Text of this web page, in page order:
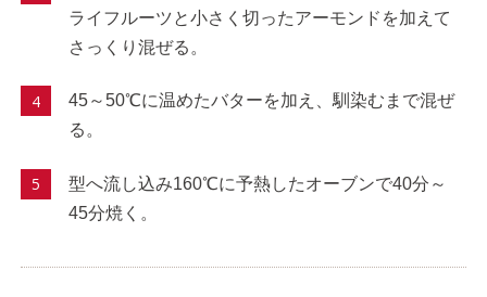
ライフルーツと小さく切ったアーモンドを加えて
さっくり混ぜる。
45～50℃に温めたバターを加え、馴染むまで混ぜ
る。
型へ流し込み160℃に予熱したオーブンで40分～
45分焼く。